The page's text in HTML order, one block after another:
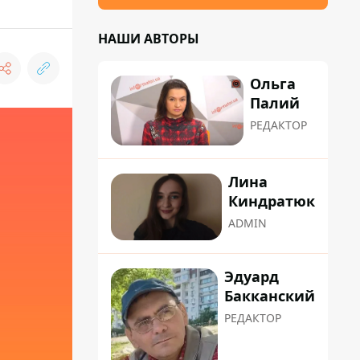
НАШИ АВТОРЫ
Ольга
Палий
РЕДАКТОР
Лина
Киндратюк
ADMIN
Эдуард
Бакканский
РЕДАКТОР